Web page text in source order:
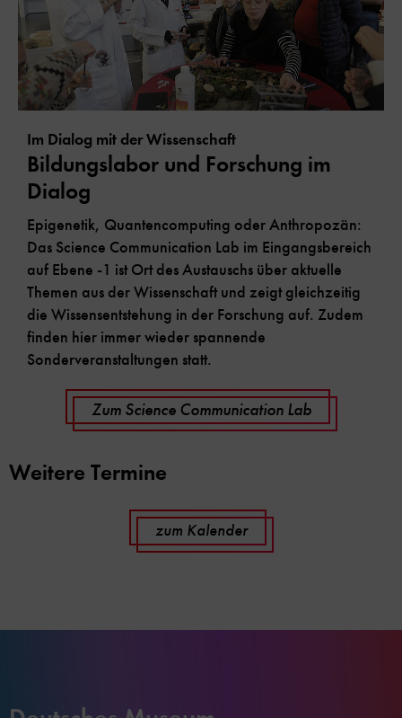
Im Dialog mit der Wissenschaft
Bildungslabor und Forschung im
Dialog
Epigenetik, Quantencomputing oder Anthropozän:
Das Science Communication Lab im Eingangsbereich
auf Ebene -1 ist Ort des Austauschs über aktuelle
Themen aus der Wissenschaft und zeigt gleichzeitig
die Wissensentstehung in der Forschung auf. Zudem
finden hier immer wieder spannende
Sonderveranstaltungen statt.
Zum Science Communication Lab
Weitere Termine
zum Kalender